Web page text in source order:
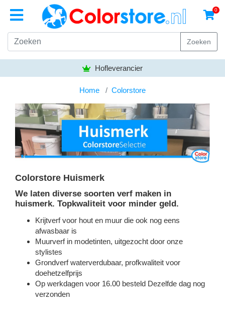
0
Zoeken
Hofleverancier
Home Colorstore
Colorstore Huismerk
We laten diverse soorten verf maken in
huismerk. Topkwaliteit voor minder geld.
Krijtverf voor hout en muur die ook nog eens
afwasbaar is
Muurverf in modetinten, uitgezocht door onze
stylistes
Grondverf waterverdubaar, profkwaliteit voor
doehetzelfprijs
Op werkdagen voor 16.00 besteld Dezelfde dag nog
verzonden